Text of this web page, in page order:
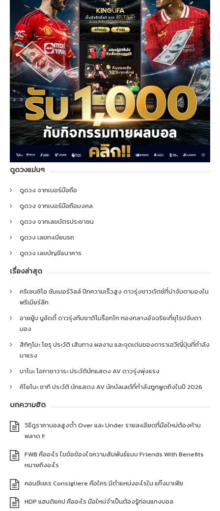
ดูดวงแม่นๆ
ดูดวง จากเบอร์มือถือ
ดูดวง จากเบอร์มือถือมงคล
ดูดวง จากเลขบัตรประชาชน
ดูดวง เลขทะเบียนรถ
ดูดวง เลขบัญชีธนาคาร
เรื่องล่าสุด
คริเซนซิโอ ซัมเมอร์วิลล์ ปีกความเร็วสูง ดาวรุ่งชาวดัตช์ที่น่าจับตามองใน
พรีเมียร์ลีก
อายยู้บ บูอัดดี้ ดาวรุ่งทีมชาติโมร็อกโก กองกลางอัจฉริยะที่ยุโรปจับตา
มอง
สึกิกุโมะ โยรุ ประวัติ เส้นทาง ผลงาน และจุดเด่นของดาราเอวีญี่ปุ่นที่กำลัง
มาแรง
นาโนะ โอกาซาวาระ ประวัตินักแสดง AV ดาวรุ่งพุ่งแรง
คิโยโนะ ซากิ ประวัติ นักแสดง AV นักบัลเลต์ที่กำลังถูกพูดถึงในปี 2026
บทความฮิต
วิธีดูราคาบอลสูงต่ำ Over และ Under รายละเอียดที่มือใหม่ต้องห้าม
พลาด !!
FWB คืออะไร ไขข้อข้องใจความสัมพันธ์แบบ Friends With Benefits
หมายถึงอะไร
คอนซีเยเร Consigliere คือใคร มีตำแหน่งอะไรใน แก๊งมาเฟีย
HDP แฮนดิแคป คืออะไร มือใหม่จำเป็นต้องรู้ก่อนแทงบอล